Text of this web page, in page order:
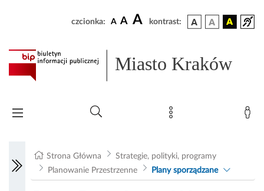
czcionka: A A A kontrast:
Miasto Kraków
Strona Główna
Strategie, polityki, programy
Planowanie Przestrzenne
Plany sporządzane